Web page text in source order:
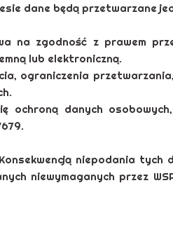
dane będą przetwarzane
na zgodność z prawem
lub elektroniczną.
ograniczenia
ochroną danych
niepodania tych
niewymaganych przez